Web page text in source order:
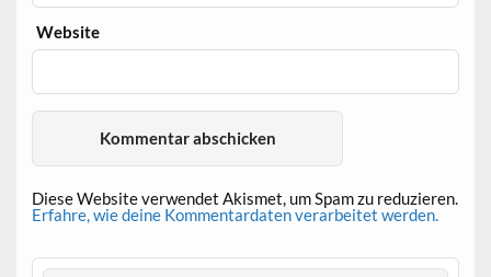
Website
Diese Website verwendet Akismet, um Spam zu reduzieren.
Erfahre, wie deine Kommentardaten verarbeitet werden.